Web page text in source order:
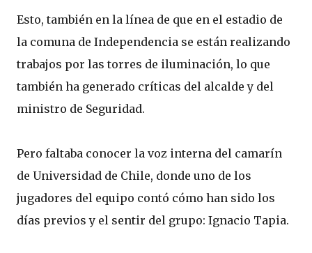
Esto, también en la línea de que en el estadio de
la comuna de Independencia se están realizando
trabajos por las torres de iluminación, lo que
también ha generado críticas del alcalde y del
ministro de Seguridad.
Pero faltaba conocer la voz interna del camarín
de Universidad de Chile, donde uno de los
jugadores del equipo contó cómo han sido los
días previos y el sentir del grupo: Ignacio Tapia.